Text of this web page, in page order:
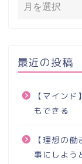
最近の投稿
【マイン
もできる
【理想の
事にしよう